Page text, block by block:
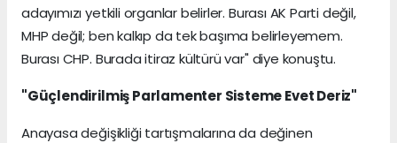
adayımızı yetkili organlar belirler. Burası AK Parti değil,
MHP değil; ben kalkıp da tek başıma belirleyemem.
Burası CHP. Burada itiraz kültürü var" diye konuştu.
"Güçlendirilmiş Parlamenter Sisteme Evet Deriz"
Anayasa değişikliği tartışmalarına da değinen